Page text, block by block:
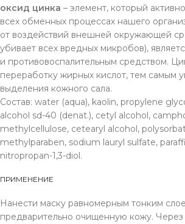
оксид цинка – элемент, который
всех обменных процессах нашего
от воздействий внешней окружающей
убивает всех вредных микробов),
и противовоспалительным средством.
переработку жирных кислот, тем самым
выделения кожного сала.
Состав: water (aqua), kaolin, propylene
alcohol sd-40 (denat.), cetyl alcohol,
methylcellulose, cetearyl alcohol,
methylparaben, sodium lauryl sulfate,
nitropropan-1,3-diol.
ПРИМЕНЕНИЕ
Нанести маску равномерным тонким
предварительно очищенную кожу. Через